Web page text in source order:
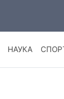
НАУКА